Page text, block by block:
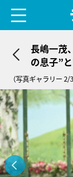
長嶋一茂
の息子”
（写真ギャラリー 2/3